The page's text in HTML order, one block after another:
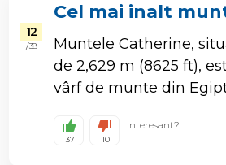
12
/ 38
Cel mai inalt
Muntele Catherine,
de 2,629 m (8625 ft),
vârf de munte din
37 10
Interesant?